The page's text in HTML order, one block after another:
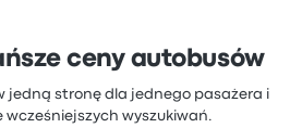
ceny autobusów
jedną stronę dla jednego pasażera i
wcześniejszych wyszukiwań.